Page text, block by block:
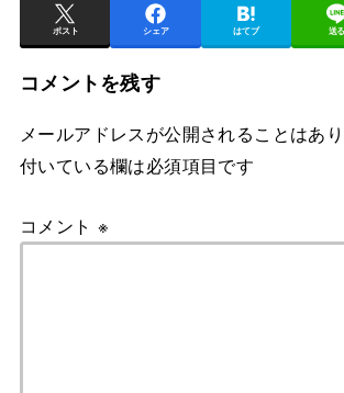
ポスト シェア はてブ 送る
コメントを残す
メールアドレスが公開されることはあり
付いている欄は必須項目です
コメント ※